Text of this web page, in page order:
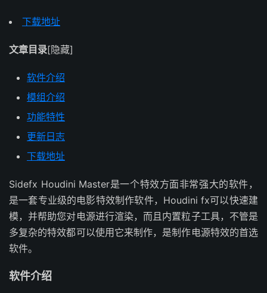
下载地址
文章目录[隐藏]
软件介绍
模组介绍
功能特性
更新日志
下载地址
Sidefx Houdini Master是一个特效方面非常强大的软件，
是一套专业级的电影特效制作软件，Houdini fx可以快速建
模，并帮助您对电源进行渲染，而且内置粒子工具，不管是
多复杂的特效都可以使用它来制作，是制作电源特效的首选
软件。
软件介绍